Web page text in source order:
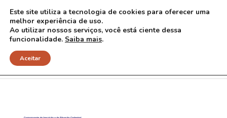
CNPJ
Este site utiliza a tecnologia de cookies para oferecer uma
melhor experiência de uso.
Ao utilizar nossos serviços, você está ciente dessa
funcionalidade. Saiba mais.
Aceitar